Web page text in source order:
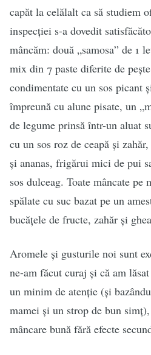
capăt la celălalt ca să studiem
inspecției s-a dovedit
mâncăm: două „samosa” de 1
mix din 7 paste diferite de
condimentate cu un sos picant
împreună cu alune pisate, un
de legume prinsă într-un aluat
cu un sos roz de ceapă și
și ananas, frigărui mici de pui
sos dulceag. Toate mâncate
spălate cu suc bazat pe un
bucățele de fructe, zahăr și
Aromele și gusturile noi sunt
ne-am făcut curaj și că am
un minim de atenție (și
mamei și un strop de bun
mâncare bună fără efecte